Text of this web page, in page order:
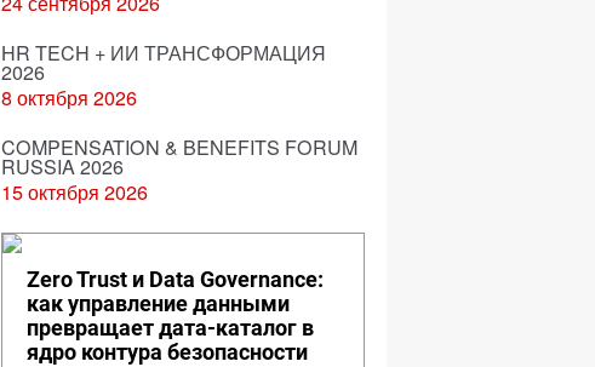
HR TECH + ИИ ТРАНСФОРМАЦИЯ
2026
8 октября 2026
COMPENSATION & BENEFITS FORUM
RUSSIA 2026
15 октября 2026
Zero Trust и Data Governance:
как управление данными
превращает дата-каталог в
ядро контура безопасности